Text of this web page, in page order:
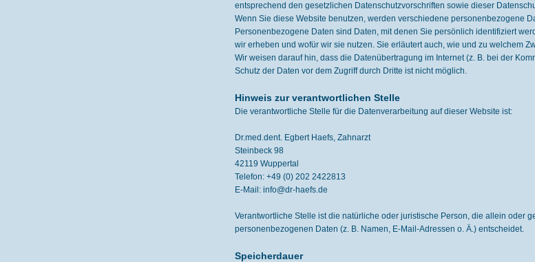
entsprechend den gesetzlichen Datenschutzvorschriften sowie dieser
Wenn Sie diese Website benutzen, werden verschiedene personenbezogene
Personenbezogene Daten sind Daten, mit denen Sie persönlich identifiziert
wir erheben und wofür wir sie nutzen. Sie erläutert auch, wie und zu welchem
Wir weisen darauf hin, dass die Datenübertragung im Internet (z. B. bei der
Schutz der Daten vor dem Zugriff durch Dritte ist nicht möglich.
Hinweis zur verantwortlichen Stelle
Die verantwortliche Stelle für die Datenverarbeitung auf dieser Website ist:
Dr.med.dent. Egbert Haefs, Zahnarzt
Steinbeck 98
42119 Wuppertal
Telefon: +49 (0) 202 2422813
E-Mail: info@dr-haefs.de
Verantwortliche Stelle ist die natürliche oder juristische Person, die allein oder
personenbezogenen Daten (z. B. Namen, E-Mail-Adressen o. Ä.) entscheidet.
Speicherdauer